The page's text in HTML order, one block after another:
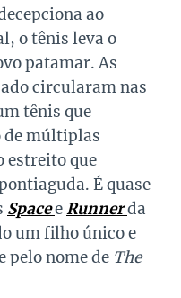
ao
o tênis leva o
patamar. As
circularam nas
tênis que
de múltiplas
estreito que
É quase
SpaceeRunnerda
um filho único e
pelo nome de The